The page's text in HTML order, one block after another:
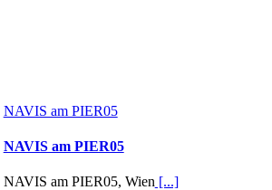
NAVIS am PIER05
NAVIS am PIER05
NAVIS am PIER05, Wien [...]